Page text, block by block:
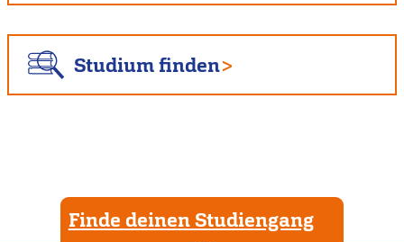
Studium finden
Finde deinen Studiengang